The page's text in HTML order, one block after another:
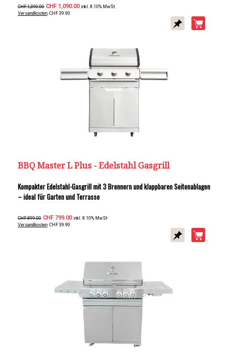
CHF 1,390.00 CHF 1,090.00 inkl. 8.10% MwSt
Versandkosten: CHF 39.90
BBQ Master L Plus - Edelstahl Gasgrill
Kompakter Edelstahl-Gasgrill mit 3 Brennern und klappbaren Seitenablagen
– ideal für Garten und Terrasse
CHF 899.00 CHF 799.00 inkl. 8.10% MwSt
Versandkosten: CHF 39.90